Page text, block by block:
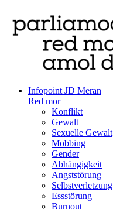
Infopoint JD Meran
Red mor
Konflikt
Gewalt
Sexuelle Gewalt
Mobbing
Gender
Abhängigkeit
Angststörung
Selbstverletzung
Essstörung
Burnout